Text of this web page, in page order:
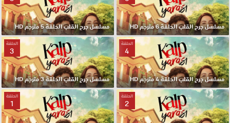
مسلسل جرح القلب الحلقة 6 مترجم HD مسلسل جرح القلب الحلقة 5 مترجم HD
الحلقة
4
مسلسل جرح القلب الحلقة 4 مترجم HD
الحلقة
3
مسلسل جرح القلب الحلقة 3 مترجم HD
الحلقة
2
الحلقة
1